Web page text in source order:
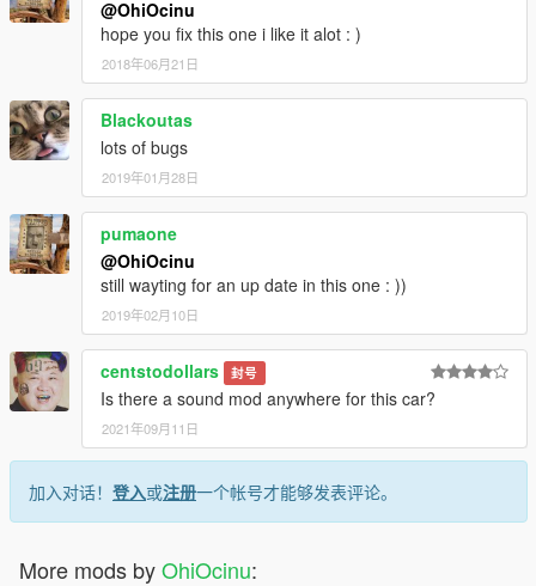
@OhiOcinu
hope you fix this one i like it alot : )
2018年06月21日
Blackoutas
lots of bugs
2019年01月28日
pumaone
@OhiOcinu
still wayting for an up date in this one : ))
2019年02月10日
centstodollars 封号
Is there a sound mod anywhere for this car?
2021年09月11日
加入对话！ 登入或注册一个帐号才能够发表评论。
More mods byOhiOcinu: